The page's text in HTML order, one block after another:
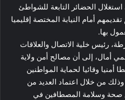
استغلال الحضائر التابعة للشواطئ
أمام النيابة المختصة إقليميا
بها.
رئيس خلية الاتصال والعلاقات
أمال، إلى أن مصالح أمن ولاية
وقائيا لحماية المواطنين
من خلال اعتماد العديد من
صحة وسلامة المصطافين في